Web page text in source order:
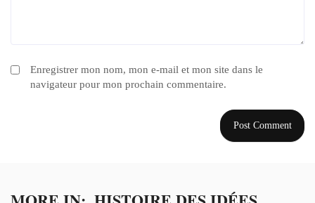
Enregistrer mon nom, mon e-mail et mon site dans le
navigateur pour mon prochain commentaire.